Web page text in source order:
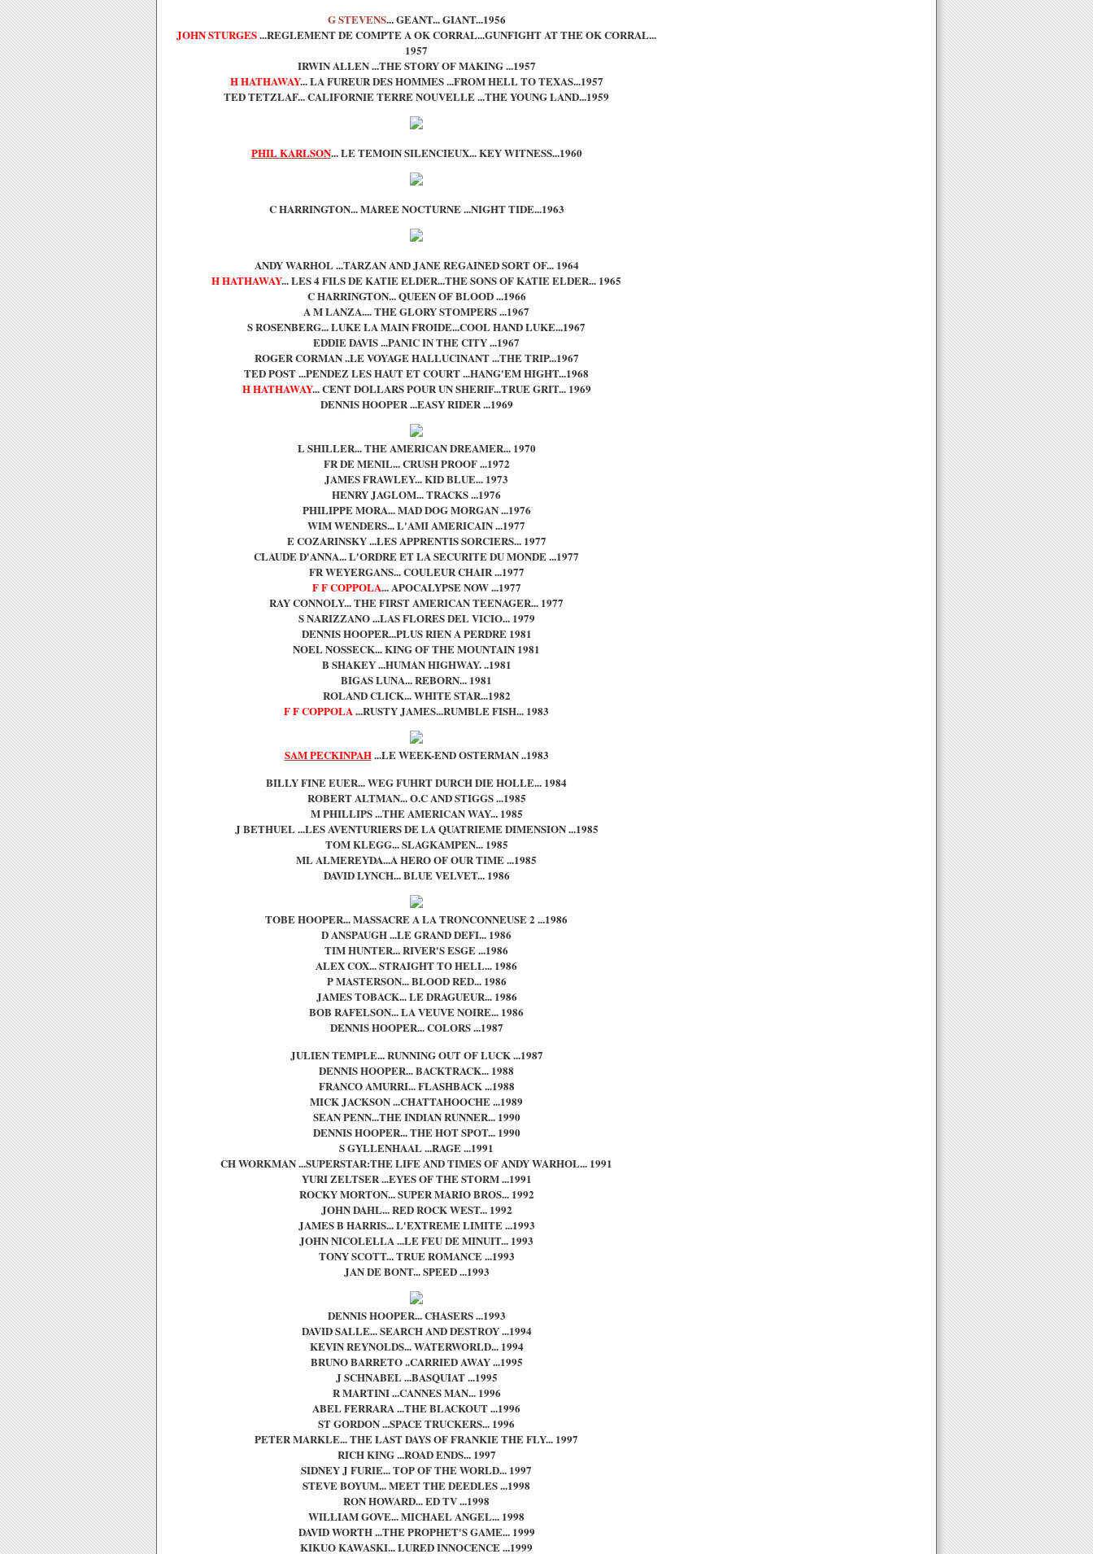
G STEVENS... GEANT... GIANT...1956
JOHN STURGES...REGLEMENT DE COMPTE A OK CORRAL...GUNFIGHT AT THE OK CORRAL...
1957
IRWIN ALLEN ...THE STORY OF MAKING ...1957
H HATHAWAY... LA FUREUR DES HOMMES ...FROM HELL TO TEXAS...1957
TED TETZLAF... CALIFORNIE TERRE NOUVELLE ...THE YOUNG LAND...1959
PHIL KARLSON... LE TEMOIN SILENCIEUX... KEY WITNESS...1960
C HARRINGTON... MAREE NOCTURNE ...NIGHT TIDE...1963
ANDY WARHOL ...TARZAN AND JANE REGAINED SORT OF... 1964
H HATHAWAY... LES 4 FILS DE KATIE ELDER...THE SONS OF KATIE ELDER... 1965
C HARRINGTON... QUEEN OF BLOOD ...1966
A M LANZA.... THE GLORY STOMPERS ...1967
S ROSENBERG... LUKE LA MAIN FROIDE...COOL HAND LUKE...1967
EDDIE DAVIS ...PANIC IN THE CITY ...1967
ROGER CORMAN ..LE VOYAGE HALLUCINANT ...THE TRIP...1967
TED POST ...PENDEZ LES HAUT ET COURT ...HANG'EM HIGHT...1968
H HATHAWAY... CENT DOLLARS POUR UN SHERIF...TRUE GRIT... 1969
DENNIS HOOPER ...EASY RIDER ...1969
L SHILLER... THE AMERICAN DREAMER... 1970
FR DE MENIL... CRUSH PROOF ...1972
JAMES FRAWLEY... KID BLUE... 1973
HENRY JAGLOM... TRACKS ...1976
PHILIPPE MORA... MAD DOG MORGAN ...1976
WIM WENDERS... L'AMI AMERICAIN ...1977
E COZARINSKY ...LES APPRENTIS SORCIERS... 1977
CLAUDE D'ANNA... L'ORDRE ET LA SECURITE DU MONDE ...1977
FR WEYERGANS... COULEUR CHAIR ...1977
F F COPPOLA... APOCALYPSE NOW ...1977
RAY CONNOLY... THE FIRST AMERICAN TEENAGER... 1977
S NARIZZANO ...LAS FLORES DEL VICIO... 1979
DENNIS HOOPER...PLUS RIEN A PERDRE 1981
NOEL NOSSECK... KING OF THE MOUNTAIN 1981
B SHAKEY ...HUMAN HIGHWAY. ..1981
BIGAS LUNA... REBORN... 1981
ROLAND CLICK... WHITE STAR...1982
F F COPPOLA...RUSTY JAMES...RUMBLE FISH... 1983
SAM PECKINPAH...LE WEEK-END OSTERMAN ..1983
BILLY FINE EUER... WEG FUHRT DURCH DIE HOLLE... 1984
ROBERT ALTMAN... O.C AND STIGGS ...1985
M PHILLIPS ...THE AMERICAN WAY... 1985
J BETHUEL ...LES AVENTURIERS DE LA QUATRIEME DIMENSION ...1985
TOM KLEGG... SLAGKAMPEN... 1985
ML ALMEREYDA...A HERO OF OUR TIME ...1985
DAVID LYNCH... BLUE VELVET... 1986
TOBE HOOPER... MASSACRE A LA TRONCONNEUSE 2 ...1986
D ANSPAUGH ...LE GRAND DEFI... 1986
TIM HUNTER... RIVER'S ESGE ...1986
ALEX COX... STRAIGHT TO HELL... 1986
P MASTERSON... BLOOD RED... 1986
JAMES TOBACK... LE DRAGUEUR... 1986
BOB RAFELSON... LA VEUVE NOIRE... 1986
DENNIS HOOPER... COLORS ...1987
JULIEN TEMPLE... RUNNING OUT OF LUCK ...1987
DENNIS HOOPER... BACKTRACK... 1988
FRANCO AMURRI... FLASHBACK ...1988
MICK JACKSON ...CHATTAHOOCHE ...1989
SEAN PENN...THE INDIAN RUNNER... 1990
DENNIS HOOPER... THE HOT SPOT... 1990
S GYLLENHAAL ...RAGE ...1991
CH WORKMAN ...SUPERSTAR:THE LIFE AND TIMES OF ANDY WARHOL... 1991
YURI ZELTSER ...EYES OF THE STORM ...1991
ROCKY MORTON... SUPER MARIO BROS... 1992
JOHN DAHL... RED ROCK WEST... 1992
JAMES B HARRIS... L'EXTREME LIMITE ...1993
JOHN NICOLELLA ...LE FEU DE MINUIT... 1993
TONY SCOTT... TRUE ROMANCE ...1993
JAN DE BONT... SPEED ...1993
DENNIS HOOPER... CHASERS ...1993
DAVID SALLE... SEARCH AND DESTROY ...1994
KEVIN REYNOLDS... WATERWORLD... 1994
BRUNO BARRETO ..CARRIED AWAY ...1995
J SCHNABEL ...BASQUIAT ...1995
R MARTINI ...CANNES MAN... 1996
ABEL FERRARA ...THE BLACKOUT ...1996
ST GORDON ...SPACE TRUCKERS... 1996
PETER MARKLE... THE LAST DAYS OF FRANKIE THE FLY... 1997
RICH KING ...ROAD ENDS... 1997
SIDNEY J FURIE... TOP OF THE WORLD... 1997
STEVE BOYUM... MEET THE DEEDLES ...1998
RON HOWARD... ED TV ...1998
WILLIAM GOVE... MICHAEL ANGEL... 1998
DAVID WORTH ...THE PROPHET'S GAME... 1999
KIKUO KAWASKI... LURED INNOCENCE ...1999